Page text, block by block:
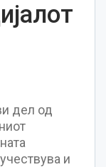
дел од
и